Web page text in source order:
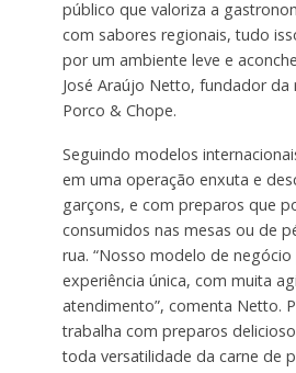
público que valoriza a
com sabores regionais, tudo
por um ambiente leve e
José Araújo Netto, fundador da
Porco & Chope.
Seguindo modelos
em uma operação enxuta e
garçons, e com preparos que
consumidos nas mesas ou de
rua. “Nosso modelo de negócio
experiência única, com muita
atendimento”, comenta Netto.
trabalha com preparos
toda versatilidade da carne de